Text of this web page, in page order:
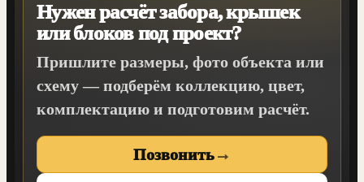
Нужен расчёт забора, крышек
или блоков под проект?
Пришлите размеры, фото объекта или
схему — подберём коллекцию, цвет,
комплектацию и подготовим расчёт.
Позвонить→